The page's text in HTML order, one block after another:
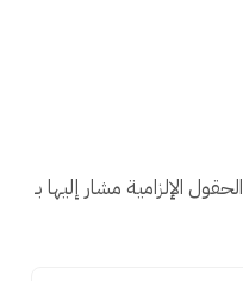
الحقول الإلزامية مشار إليها بـ